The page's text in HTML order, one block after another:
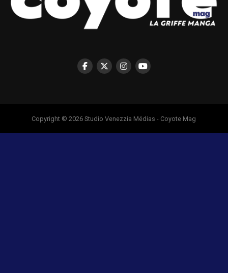
Copyright © 2026 Studio Venezzia Médias - Coyote Mag